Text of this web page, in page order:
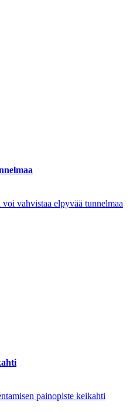
vahvistaa elpyvää tunnelmaa
painopiste keikahti